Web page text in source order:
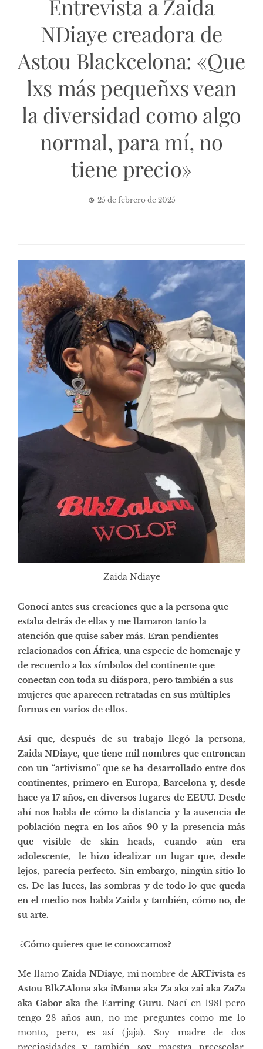
Entrevista a Zaida
NDiaye creadora de
Astou Blackcelona: «Que
lxs más pequeñxs vean
la diversidad como algo
normal, para mí, no
tiene precio»
25 de febrero de 2025
Zaida Ndiaye
Conocí antes sus creaciones que a la persona que
estaba detrás de ellas y me llamaron tanto la
atención que quise saber más. Eran pendientes
relacionados con África, una especie de homenaje y
de recuerdo a los símbolos del continente que
conectan con toda su diáspora, pero también a sus
mujeres que aparecen retratadas en sus múltiples
formas en varios de ellos.
Así que, después de su trabajo llegó la persona,
Zaida NDiaye, que tiene mil nombres que entroncan
con un “artivismo” que se ha desarrollado entre dos
continentes, primero en Europa, Barcelona y, desde
hace ya 17 años, en diversos lugares de EEUU. Desde
ahí nos habla de cómo la distancia y la ausencia de
población negra en los años 90 y la presencia más
que visible de skin heads, cuando aún era
adolescente, le hizo idealizar un lugar que, desde
lejos, parecía perfecto. Sin embargo, ningún sitio lo
es. De las luces, las sombras y de todo lo que queda
en el medio nos habla Zaida y también, cómo no, de
su arte.
¿Cómo quieres que te conozcamos?
Me llamoZaida NDiaye, mi nombre deARTivista es
Astou BlkZAlona aka iMama aka Za aka zai aka ZaZa
aka Gabor aka the Earring Guru. Nací en 1981 pero
tengo 28 años aun, no me preguntes como me lo
monto, pero, es así (jaja). Soy madre de dos